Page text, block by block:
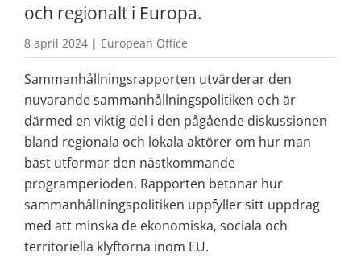
och regionalt i Europa.
8 april 2024 | European Office
Sammanhållningsrapporten utvärderar den
nuvarande sammanhållningspolitiken och är
därmed en viktig del i den pågående diskussionen
bland regionala och lokala aktörer om hur man
bäst utformar den nästkommande
programperioden. Rapporten betonar hur
sammanhållningspolitiken uppfyller sitt uppdrag
med att minska de ekonomiska, sociala och
territoriella klyftorna inom EU.